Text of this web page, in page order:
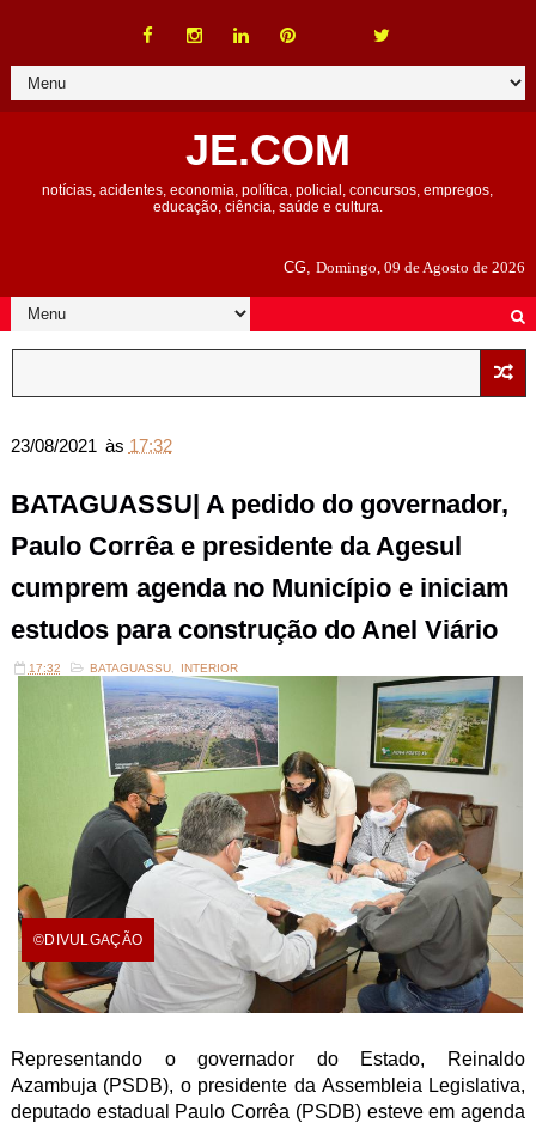
JE.COM
notícias, acidentes, economia, política, policial, concursos, empregos,
educação, ciência, saúde e cultura.
CG,Domingo, 09 de Agosto de 2026
23/08/2021 às 17:32
BATAGUASSU| A pedido do governador,
Paulo Corrêa e presidente da Agesul
cumprem agenda no Município e iniciam
estudos para construção do Anel Viário
17:32 BATAGUASSU, INTERIOR
©DIVULGAÇÃO
Representando o governador do Estado, Reinaldo
Azambuja (PSDB), o presidente da Assembleia Legislativa,
deputado estadual Paulo Corrêa (PSDB) esteve em agenda